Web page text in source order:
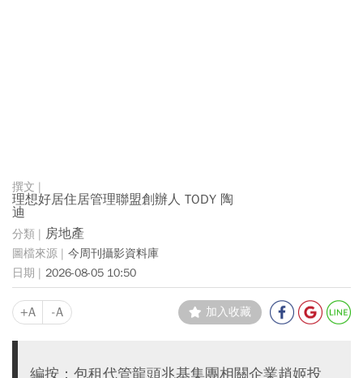
理想好居住居管理聯盟創辦人 TODY 陶
迪
房地產
今周刊攝影資料庫
2026-08-05 10:50
+A -A 加入收藏
編按：包租代管龍頭兆基集團相關企業趙姬投